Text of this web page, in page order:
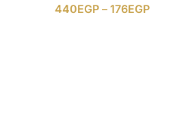
176EGP
–
440EGP